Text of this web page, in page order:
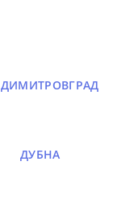
ДИМИТРОВГРАД
ДУБНА